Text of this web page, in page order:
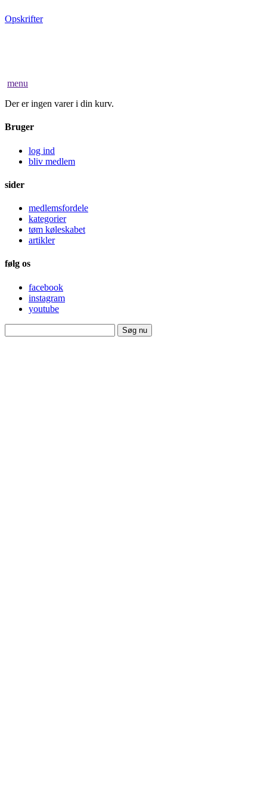
Opskrifter
menu
Der er ingen varer i din kurv.
Bruger
log ind
bliv medlem
sider
medlemsfordele
kategorier
tøm køleskabet
artikler
følg os
facebook
instagram
youtube